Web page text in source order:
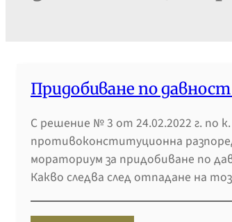
Придобиване по
С решение № 3 от 24.02.2022 г. по
противоконституционна
мораториум за придобиване по
Какво следва след отпадане на